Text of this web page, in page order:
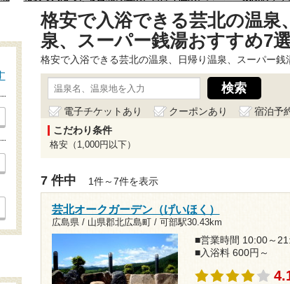
格安で入浴できる芸北の温泉
泉、スーパー銭湯おすすめ7選
格安で入浴できる芸北の温泉、日帰り温泉、スーパー銭
電子チケットあり クーポンあり
宿泊予
こだわり条件
格安（1,000円以下）
7 件中 1件～7件を表示
芸北オークガーデン（げいほく）
広島県 / 山県郡北広島町 / 可部駅30.43km
■営業時間 10:00～
■入浴料 600円～